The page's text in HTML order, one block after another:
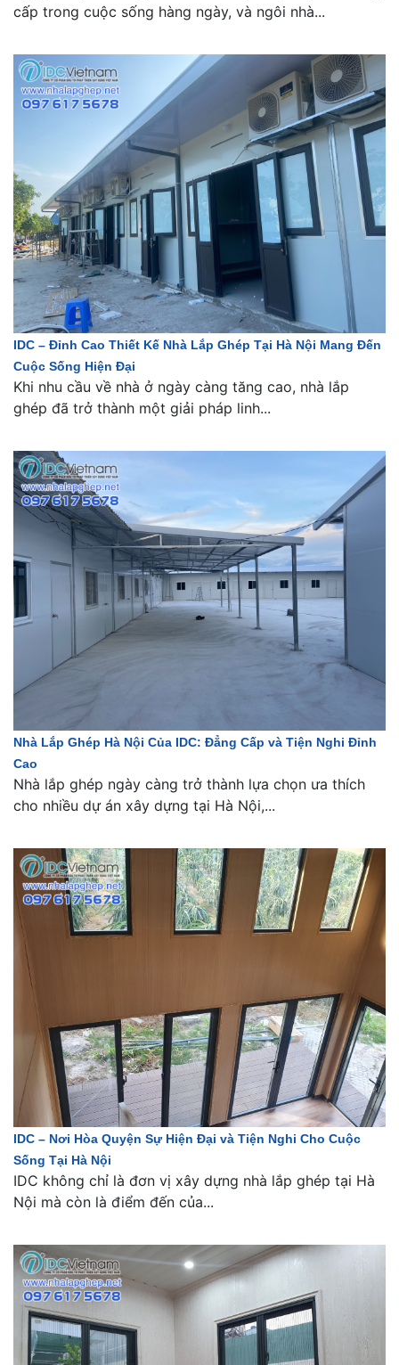
cấp trong cuộc sống hàng ngày, và ngôi nhà...
IDC – Đỉnh Cao Thiết Kế Nhà Lắp Ghép Tại Hà Nội Mang Đến
Cuộc Sống Hiện Đại
Khi nhu cầu về nhà ở ngày càng tăng cao, nhà lắp
ghép đã trở thành một giải pháp linh...
Nhà Lắp Ghép Hà Nội Của IDC: Đẳng Cấp và Tiện Nghi Đỉnh
Cao
Nhà lắp ghép ngày càng trở thành lựa chọn ưa thích
cho nhiều dự án xây dựng tại Hà Nội,...
IDC – Nơi Hòa Quyện Sự Hiện Đại và Tiện Nghi Cho Cuộc
Sống Tại Hà Nội
IDC không chỉ là đơn vị xây dựng nhà lắp ghép tại Hà
Nội mà còn là điểm đến của...